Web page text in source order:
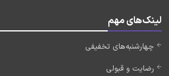
لینک‌های مهم
چهارشنبه‌های تخفیفی
رضایت و قبولی